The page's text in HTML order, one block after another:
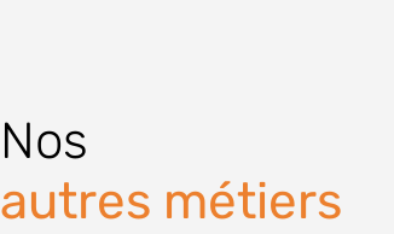
Nos
autres métiers